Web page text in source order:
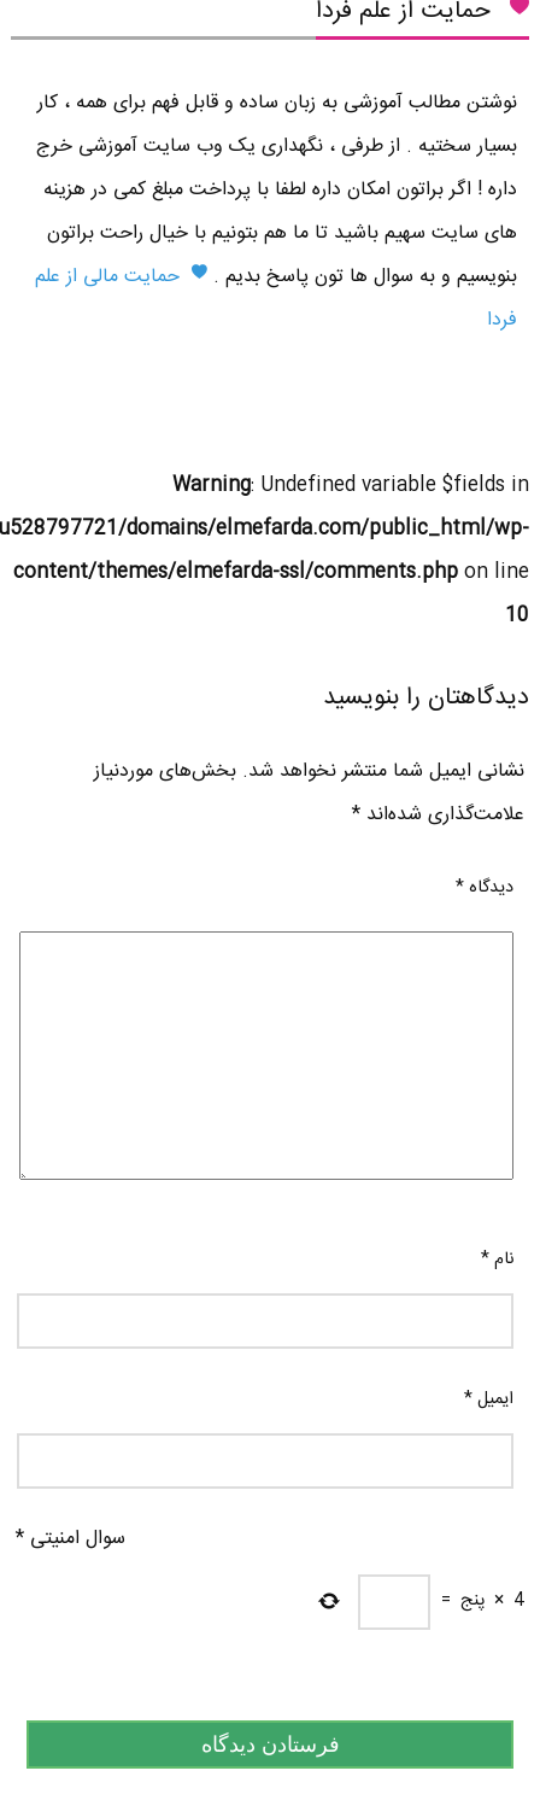
حمایت از علم فردا
نوشتن مطالب آموزشی به زبان ساده و قابل فهم برای همه ، کار
بسیار سختیه . از طرفی ، نگهداری یک وب سایت آموزشی خرج
داره ! اگر براتون امکان داره لطفا با پرداخت مبلغ کمی در هزینه
های سایت سهیم باشید تا ما هم بتونیم با خیال راحت براتون
بنویسیم و به سوال ها تون پاسخ بدیم .
حمایت مالی از علم
فردا
Warning: Undefined variable $fields in
domains/elmefarda.com/public_html/wp-
content/themes/elmefarda-ssl/comments.phpon line
10
دیدگاهتان را بنویسید
نشانی ایمیل شما منتشر نخواهد شد. بخش‌های موردنیاز
علامت‌گذاری شده‌اند*
دیدگاه*
نام*
ایمیل*
سوال امنیتی *
4
× پنج =